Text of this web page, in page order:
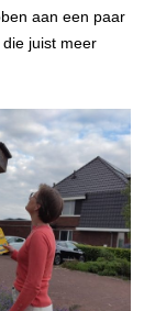
aan een paar
juist meer